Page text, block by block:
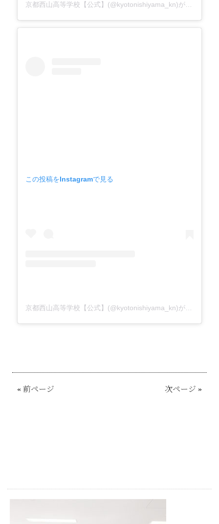
京都西山高等学校【公式】(@kyotonishiyama_kn)がシェアした投稿
この投稿をInstagramで見る
京都西山高等学校【公式】(@kyotonishiyama_kn)がシェアした投稿
« 前ページ 次ページ »